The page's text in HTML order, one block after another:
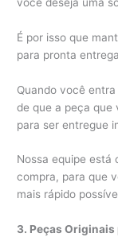
É por isso que
para pronta
Quando você
de que a peça que
para ser entregue
Nossa equipe está
compra, para que
mais rápido
3. Peças Originais